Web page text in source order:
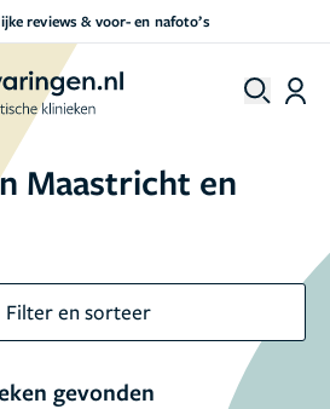
reviews & voor- en nafoto’s
Maastricht en
Filter en sorteer
gevonden